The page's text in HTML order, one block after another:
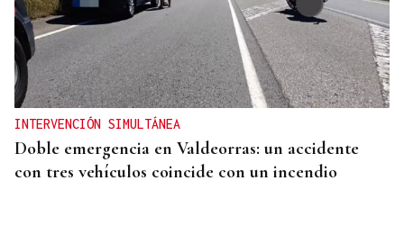
INTERVENCIÓN SIMULTÁNEA
Doble emergencia en Valdeorras: un accidente
con tres vehículos coincide con un incendio